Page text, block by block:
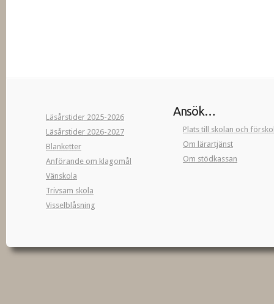
Läsårstider 2025-2026
Läsårstider 2026-2027
Blanketter
Anförande om klagomål
Vänskola
Trivsam skola
Visselblåsning
Ansök…
Plats till skolan och
Om lärartjänst
Om stödkassan